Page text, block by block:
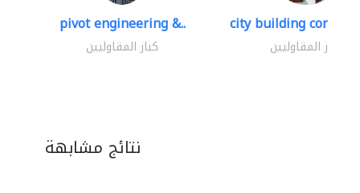
pivot engineering &..
كبار المقاوليين
city building
كبار المقاوليين
نتائج مشابهة